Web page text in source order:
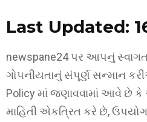
Last Updated:
newspane24 પર આપનું
ગોપનીયતાનું સંપૂર્ણ સન્માન
Policy માં જણાવવામાં આવે છે કે
માહિતી એકત્રિત કરે છે,